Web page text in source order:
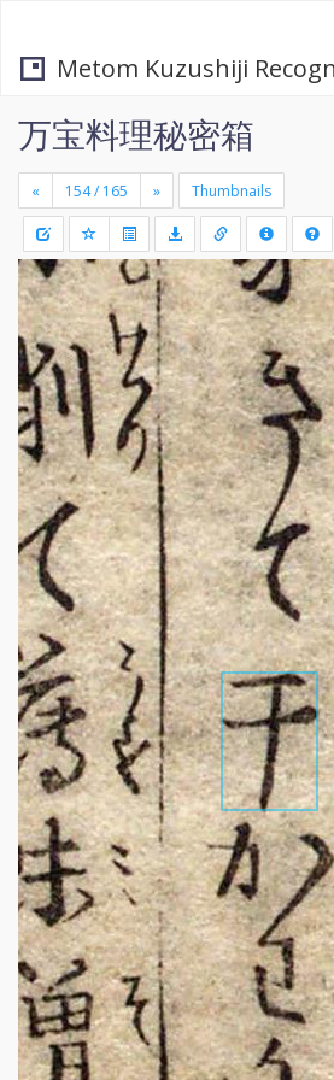
Metom Kuzushiji
万宝料理秘密箱
« » Thumbnails
+
-